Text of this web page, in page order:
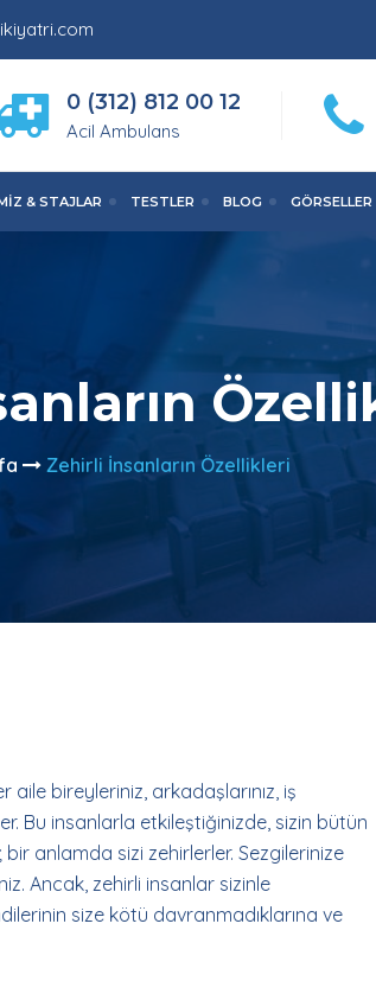
0 (312) 812 00 12
Acil Ambulans
& STAJLAR TESTLER BLOG GÖRSELLER
Zehirli İnsanların Özellikleri
aile bireyleriniz, arkadaşlarınız, iş
Bu insanlarla etkileştiğinizde, sizin bütün
anlamda sizi zehirlerler. Sezgilerinize
Ancak, zehirli insanlar sizinle
size kötü davranmadıklarına ve